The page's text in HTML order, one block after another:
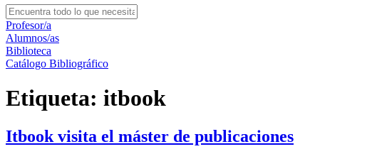
Profesor/a
Alumnos/as
Biblioteca
Catálogo Bibliográfico
Etiqueta: itbook
Itbook visita el máster de publicaciones